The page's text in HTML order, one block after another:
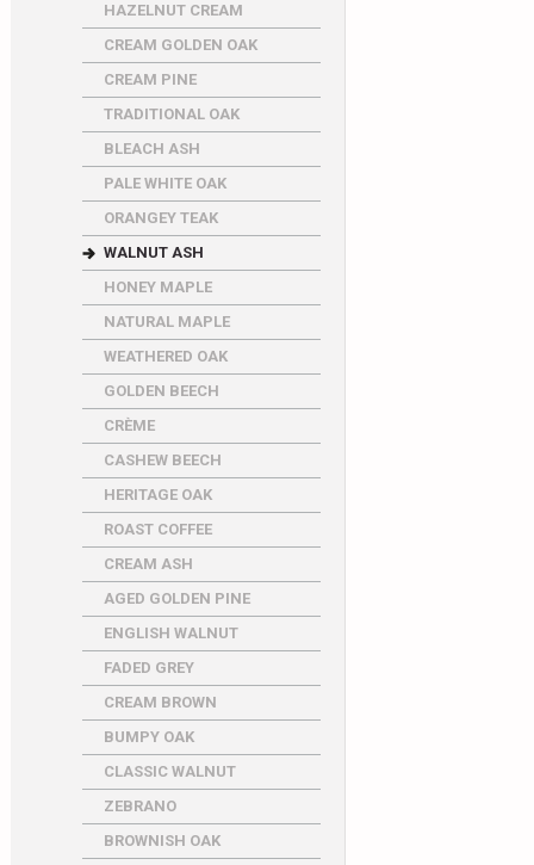
HAZELNUT CREAM
CREAM GOLDEN OAK
CREAM PINE
TRADITIONAL OAK
BLEACH ASH
PALE WHITE OAK
ORANGEY TEAK
WALNUT ASH
HONEY MAPLE
NATURAL MAPLE
WEATHERED OAK
GOLDEN BEECH
CRÈME
CASHEW BEECH
HERITAGE OAK
ROAST COFFEE
CREAM ASH
AGED GOLDEN PINE
ENGLISH WALNUT
FADED GREY
CREAM BROWN
BUMPY OAK
CLASSIC WALNUT
ZEBRANO
BROWNISH OAK